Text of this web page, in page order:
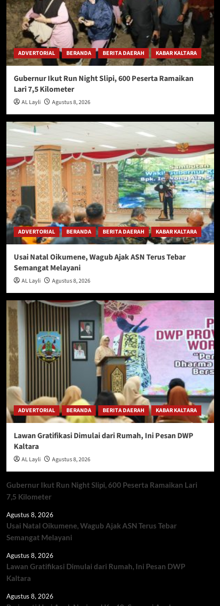
ADVERTORIAL BERANDA BERITA DAERAH KABAR KALTARA
Gubernur Ikut Run Night Slipi, 600 Peserta Ramaikan
Lari 7,5 Kilometer
AL Layli Agustus 8, 2026
ADVERTORIAL BERANDA BERITA DAERAH KABAR KALTARA
Usai Natal Oikumene, Wagub Ajak ASN Terus Tebar
Semangat Melayani
AL Layli Agustus 8, 2026
ADVERTORIAL BERANDA BERITA DAERAH KABAR KALTARA
Lawan Gratifikasi Dimulai dari Rumah, Ini Pesan DWP
Kaltara
AL Layli Agustus 8, 2026
Gubernur Ikut Run Night Slipi, 600 Peserta Ramaikan Lari
7,5 Kilometer
Agustus 8, 2026
Usai Natal Oikumene, Wagub Ajak ASN Terus Tebar
Semangat Melayani
Agustus 8, 2026
Lawan Gratifikasi Dimulai dari Rumah, Ini Pesan DWP
Kaltara
Agustus 8, 2026